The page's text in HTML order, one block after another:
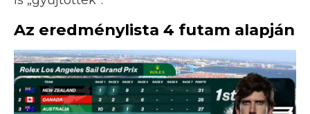
Az eredménylista 4 futam alapján